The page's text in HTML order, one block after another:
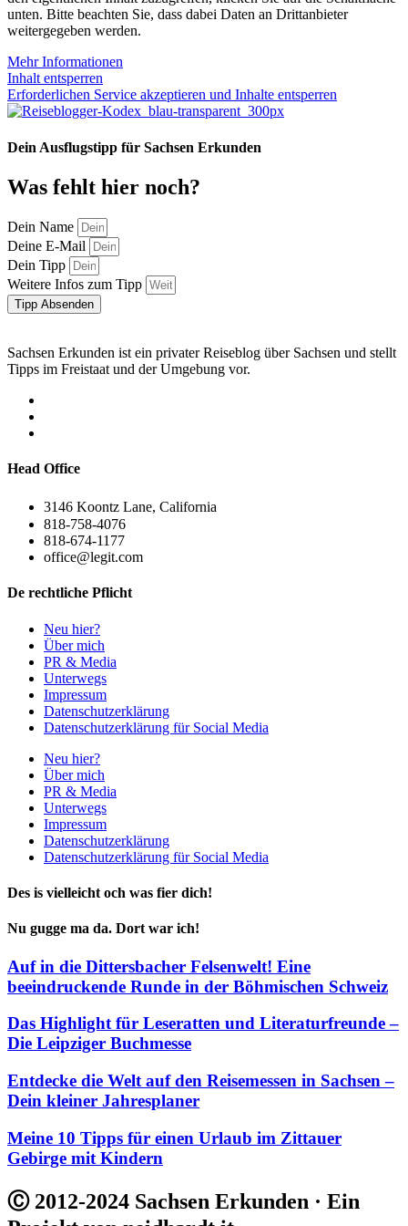
unten. Bitte beachten Sie, dass dabei Daten an Drittanbieter
weitergegeben werden.
Mehr Informationen
Inhalt entsperren
Erforderlichen Service akzeptieren und Inhalte entsperren
Dein Ausflugstipp für Sachsen Erkunden
Was fehlt hier noch?
Dein Name
Deine E-Mail
Dein Tipp
Weitere Infos zum Tipp
Tipp Absenden
Sachsen Erkunden ist ein privater Reiseblog über Sachsen und stellt
Tipps im Freistaat und der Umgebung vor.
Head Office
3146 Koontz Lane, California
818-758-4076
818-674-1177
office@legit.com
De rechtliche Pflicht
Neu hier?
Über mich
PR & Media
Unterwegs
Impressum
Datenschutzerklärung
Datenschutzerklärung für Social Media
Neu hier?
Über mich
PR & Media
Unterwegs
Impressum
Datenschutzerklärung
Datenschutzerklärung für Social Media
Des is vielleicht och was fier dich!
Nu gugge ma da. Dort war ich!
Auf in die Dittersbacher Felsenwelt! Eine
beeindruckende Runde in der Böhmischen Schweiz
Das Highlight für Leseratten und Literaturfreunde –
Die Leipziger Buchmesse
Entdecke die Welt auf den Reisemessen in Sachsen –
Dein kleiner Jahresplaner
Meine 10 Tipps für einen Urlaub im Zittauer
Gebirge mit Kindern
Ⓒ 2012-2024 Sachsen Erkunden · Ein